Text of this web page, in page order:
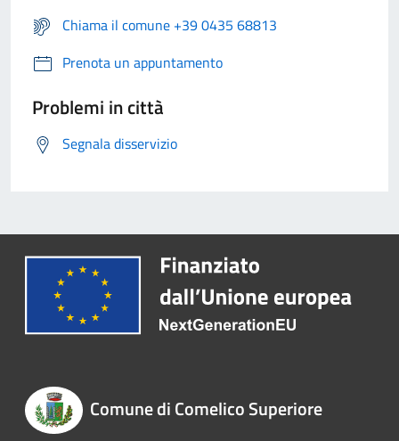
Chiama il comune +39 0435 68813
Prenota un appuntamento
Problemi in città
Segnala disservizio
Comune di Comelico Superiore